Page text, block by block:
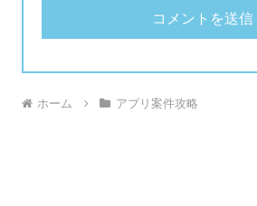
ホーム アプリ案件攻略